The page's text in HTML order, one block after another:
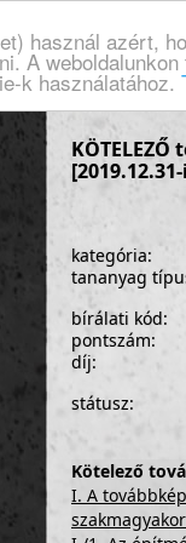
használ azért,
A
k használatához.
kategória:
tananyag
bírálati kód:
pontszám:
díj:
státusz:
Kötelező
I. A